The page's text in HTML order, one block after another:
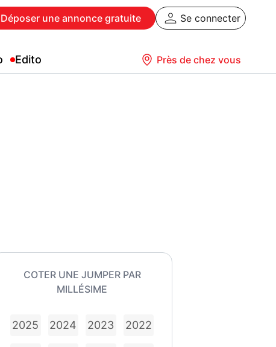
Déposer une annonce gratuite Se connecter
Edito Près de chez vous
COTER UNE JUMPER PAR
MILLÉSIME
2025 2024 2023 2022